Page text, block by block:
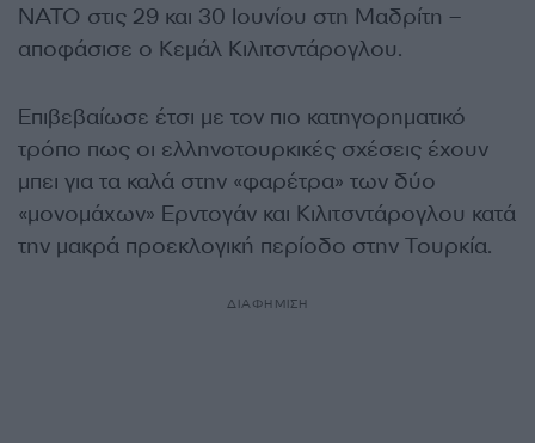
ΝΑΤΟ στις 29 και 30 Ιουνίου στη Μαδρίτη –
αποφάσισε ο Κεμάλ Κιλιτσντάρογλου.
Επιβεβαίωσε έτσι με τον πιο κατηγορηματικό
τρόπο πως οι ελληνοτουρκικές σχέσεις έχουν
μπει για τα καλά στην «φαρέτρα» των δύο
«μονομάχων» Ερντογάν και Κιλιτσντάρογλου κατά
την μακρά προεκλογική περίοδο στην Τουρκία.
ΔΙΑΦΗΜΙΣΗ